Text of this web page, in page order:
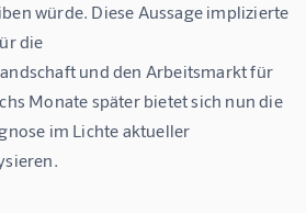
würde. Diese Aussage implizierte
die
und den Arbeitsmarkt für
Monate später bietet sich nun die
im Lichte aktueller